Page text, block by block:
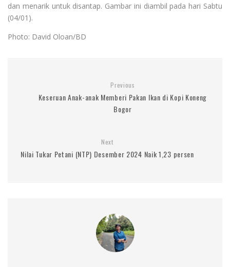
dan menarik untuk disantap. Gambar ini diambil pada hari Sabtu
(04/01).
Photo: David Oloan/BD
Previous
Keseruan Anak-anak Memberi Pakan Ikan di Kopi Koneng
Bogor
Next
Nilai Tukar Petani (NTP) Desember 2024 Naik 1,23 persen